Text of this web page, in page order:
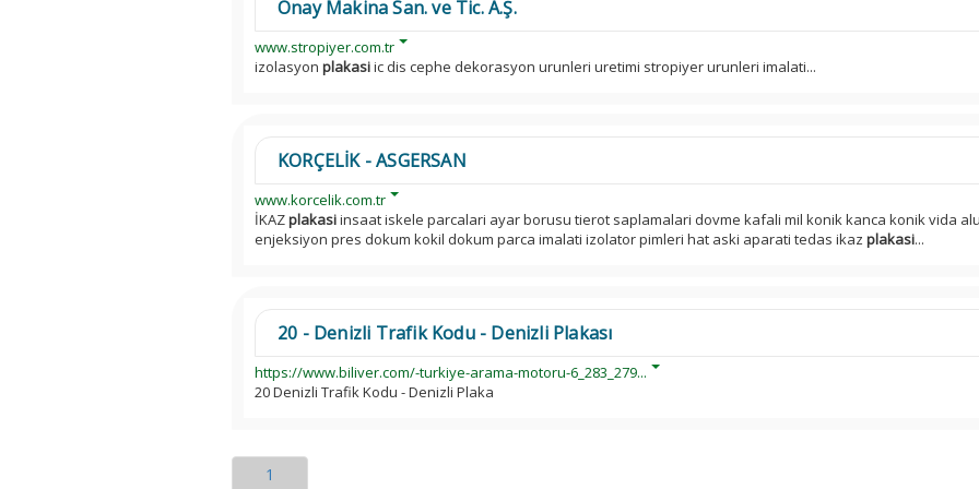
Onay Makina San. ve Tic. A.Ş.
www.stropiyer.com.tr
izolasyon plakasiic dis cephe dekorasyon urunleri uretimi stropiyer urunleri imalati...
KORÇELİK - ASGERSAN
www.korcelik.com.tr
İKAZplakasiinsaat iskele parcalari ayar borusu tierot saplamalari dovme kafali mil konik kanca konik vida
enjeksiyon pres dokum kokil dokum parca imalati izolator pimleri hat aski aparati tedas ikaz plakasi...
20 - Denizli Trafik Kodu - Denizli Plakası
https://www.biliver.com/-turkiye-arama-motoru-6_283_279...
20 Denizli Trafik Kodu - Denizli Plaka
1